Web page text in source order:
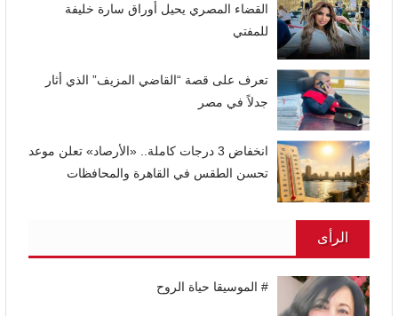
القضاء المصري يحيل أوراق سارة خليفة
للمفتي
تعرف على قصة “القاضي المزيف” الذي أثار
جدلاً في مصر
انخفاض 3 درجات كاملة.. «الأرصاد» تعلن موعد
تحسن الطقس في القاهرة والمحافظات
الرأى
# الموسيقا حياة الروح